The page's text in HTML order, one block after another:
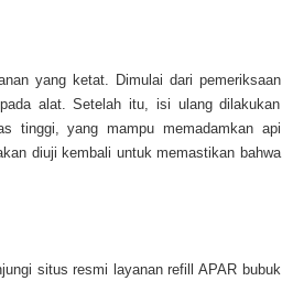
yang ketat. Dimulai dari pemeriksaan
alat. Setelah itu, isi ulang dilakukan
tinggi, yang mampu memadamkan api
diuji kembali untuk memastikan bahwa
situs resmi layanan refill APAR bubuk